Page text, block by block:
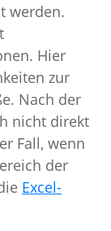
werden.
Hier
zur
Nach der
nicht direkt
Fall, wenn
der
Excel-